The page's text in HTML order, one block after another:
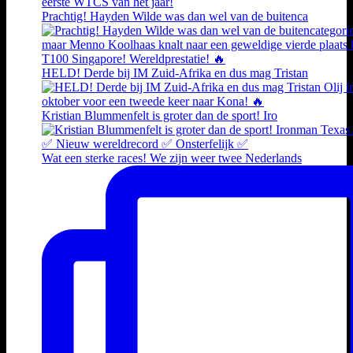
Prachtig! Hayden Wilde was dan wel van de buitenca
HELD! Derde bij IM Zuid-Afrika en dus mag Tristan
Kristian Blummenfelt is groter dan de sport! Iro
Wat een sterke races! We zijn weer twee Nederlands